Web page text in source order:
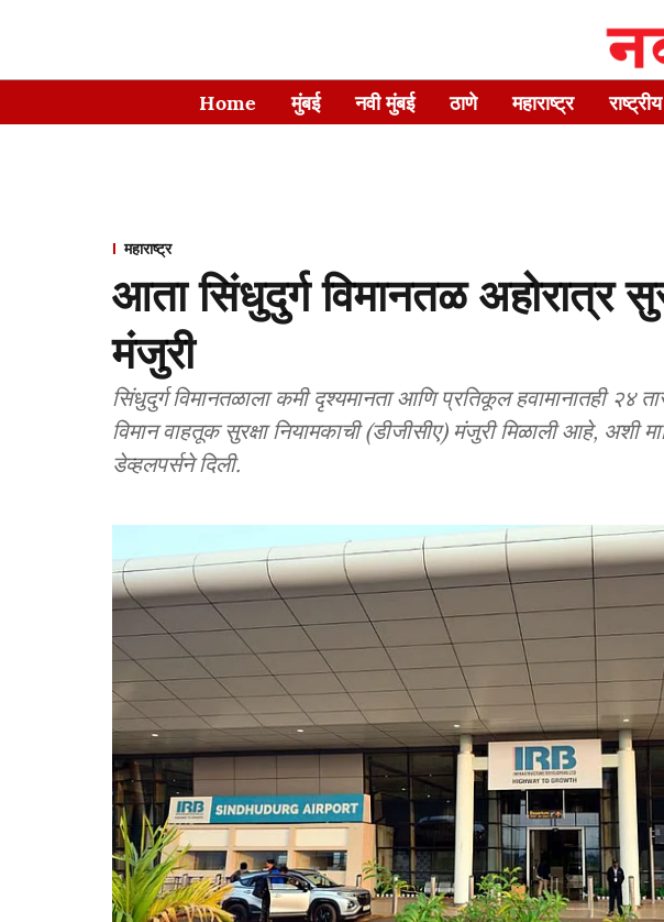
Home मुंबई नवी मुंबई ठाणे महाराष्ट्र राष्ट्रीय
महाराष्ट्र
आता सिंधुदुर्ग विमानतळ अहोरात्र
मंजुरी
सिंधुदुर्ग विमानतळाला कमी दृश्यमानता आणि प्रतिकूल हवामानातही २४
विमान वाहतूक सुरक्षा नियामकाची (डीजीसीए) मंजुरी मिळाली आहे, अशी
डेव्हलपर्सने दिली.